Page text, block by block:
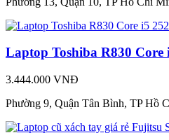
Laptop Toshiba R830
3.444.000 VNĐ
Phường 9, Quận Tân Bình, TP Hồ